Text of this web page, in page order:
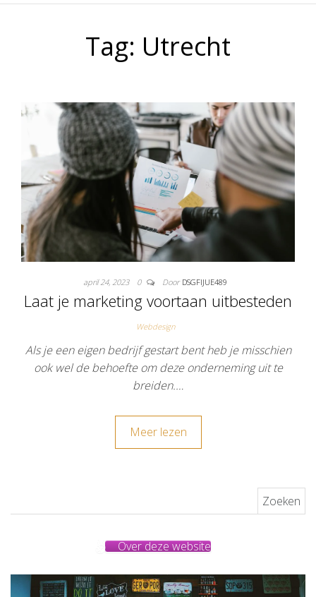
Tag: Utrecht
april 24, 2023 0 Door DSGFIJUE489
Laat je marketing voortaan uitbesteden
Webdesign
Als je een eigen bedrijf gestart bent heb je misschien
ook wel de behoefte om deze onderneming uit te
breiden.…
Meer lezen
Over deze website